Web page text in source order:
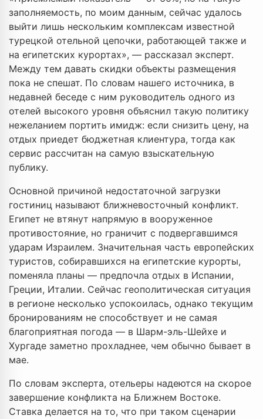
заполняемость, по моим данным, сейчас удалось
выйти лишь нескольким комплексам известной
турецкой отельной цепочки, работающей также и
на египетских курортах», — рассказал эксперт.
Между тем давать скидки объекты размещения
пока не спешат. По словам нашего источника, в
недавней беседе с ним руководитель одного из
отелей высокого уровня объяснил такую политику
нежеланием портить имидж: если снизить цену, на
отдых приедет бюджетная клиентура, тогда как
сервис рассчитан на самую взыскательную
публику.
Основной причиной недостаточной загрузки
гостиниц называют ближневосточный конфликт.
Египет не втянут напрямую в вооруженное
противостояние, но граничит с подвергавшимся
ударам Израилем. Значительная часть европейских
туристов, собиравшихся на египетские курорты,
поменяла планы — предпочла отдых в Испании,
Греции, Италии. Сейчас геополитическая ситуация
в регионе несколько успокоилась, однако текущим
бронированиям не способствует и не самая
благоприятная погода — в Шарм-эль-Шейхе и
Хургаде заметно прохладнее, чем обычно бывает в
мае.
По словам эксперта, отельеры надеются на скорое
завершение конфликта на Ближнем Востоке.
Ставка делается на то, что при таком сценарии